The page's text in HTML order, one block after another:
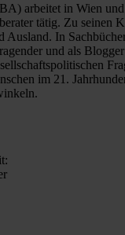
arbeitet in Wien
tätig. Zu seinen
Ausland. In
und als
im 21.